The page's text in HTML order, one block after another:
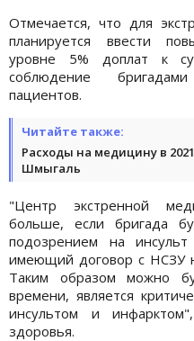
Отмечается, что для
планируется ввести
уровне 5% доплат к
соблюдение
пациентов.
Читайте также:
Расходы на медицину в
Шмыгаль
"Центр экстренной
больше, если бригада
подозрением на
имеющий договор с НСЗУ
Таким образом можно
времени, является
инсультом и
здоровья.